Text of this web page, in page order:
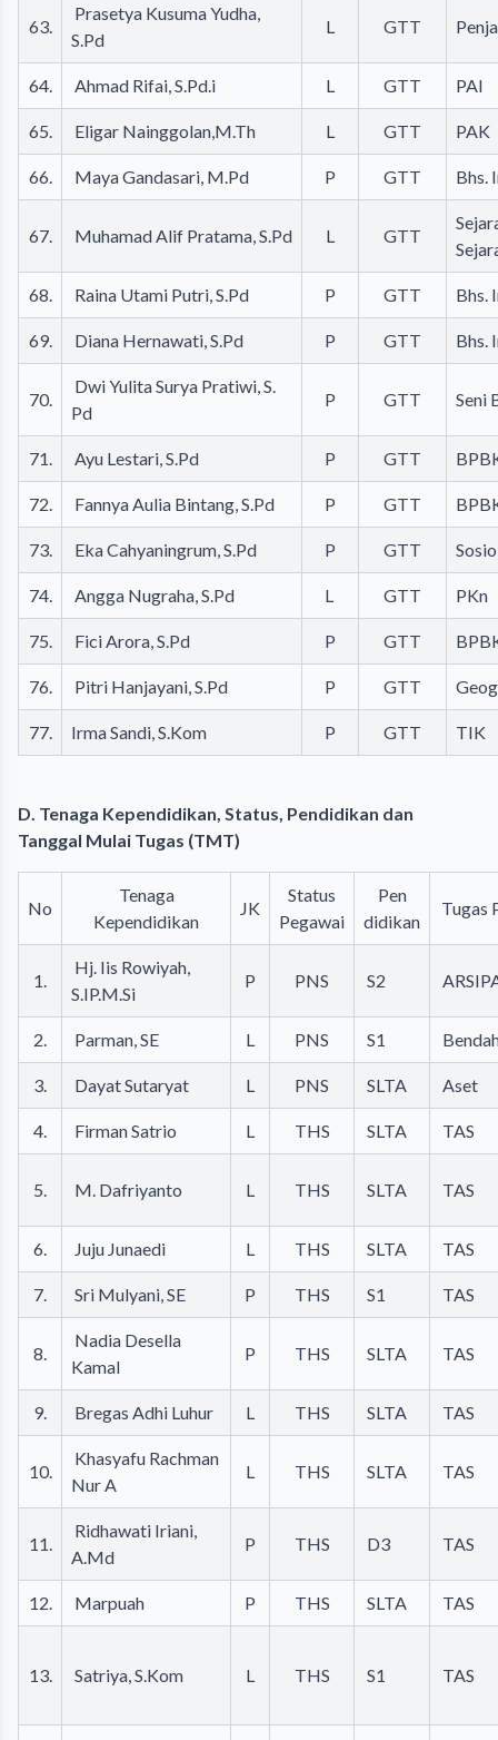
63.
Prasetya Kusuma Yudha,
S.Pd
L GTT
64. Ahmad Rifai, S.Pd.i L GTT PAI
65. Eligar Nainggolan,M.Th L GTT PAK
66. Maya Gandasari, M.Pd P GTT Bhs.
67. Muhamad Alif Pratama, S.Pd L GTT
68. Raina Utami Putri, S.Pd P GTT Bhs.
69. Diana Hernawati, S.Pd P GTT Bhs.
70.
Dwi Yulita Surya Pratiwi, S.
Pd
P GTT Seni
71. Ayu Lestari, S.Pd P GTT
72. Fannya Aulia Bintang, S.Pd P GTT
73. Eka Cahyaningrum, S.Pd P GTT
74. Angga Nugraha, S.Pd L GTT PKn
75. Fici Arora, S.Pd P GTT
76. Pitri Hanjayani, S.Pd P GTT
77. Irma Sandi, S.Kom P GTT TIK
D. Tenaga Kependidikan, Status, Pendidikan dan
Tanggal Mulai Tugas (TMT)
No
Tenaga
Kependidikan
JK
Status
Pegawai
Pen
didikan
Tugas
1.
Hj. Iis Rowiyah,
S.IP.M.Si
P PNS S2
2. Parman, SE L PNS S1
3. Dayat Sutaryat L PNS SLTA Aset
4. Firman Satrio L THS SLTA TAS
5. M. Dafriyanto L THS SLTA TAS
6. Juju Junaedi L THS SLTA TAS
7. Sri Mulyani, SE P THS S1 TAS
8.
Nadia Desella
Kamal
P THS SLTA TAS
9. Bregas Adhi Luhur L THS SLTA TAS
10.
Khasyafu Rachman
Nur A
L THS SLTA TAS
11.
Ridhawati Iriani,
A.Md
P THS D3 TAS
12. Marpuah P THS SLTA TAS
13. Satriya, S.Kom L THS S1 TAS